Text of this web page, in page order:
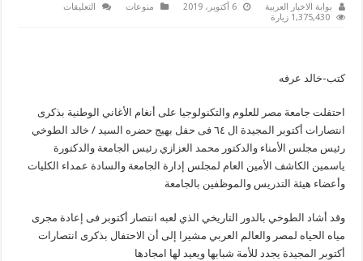
بوابة الاخبار العربية 6 أكتوبر، 2019 منوعات التعليقات
المجيدة
مغلقة
1,375,430 زيارة
كتب-خالد عرفه
احتفلت جامعة مصر للعلوم والتكنولوجيا على أنغام الأغاني الوطنية بذكرى
انتصارات أكتوبر المجيدة ال ٦٤ فى حفل بهيج حضره السيد / خالد الطوخي
رئيس مجلس الأمناء والدكتور محمد العزازي رئيس الجامعة والدكتورة
ياسمين الكاشف الأمين العام لمجلس إدارة الجامعة والسادة عمداء الكليات
وأعضاء هيئة التدريس والموظفين بالجامعة
وقد أشاد الطوخي بالدور التاريخي الذي لعبه انتصار أكتوبر فى إعادة مجرى
مياه الحياه لمصر والعالم العربي مشيرا إلى أن الاحتفال بذكرى انتصارات
أكتوبر المجيدة يجدد للأمة شبابها ويعيد لها امجادها